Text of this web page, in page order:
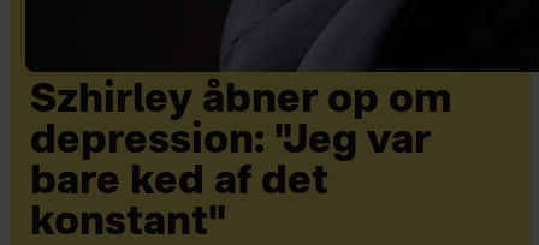
Szhirley åbner op om
depression: "Jeg var
bare ked af det
konstant"